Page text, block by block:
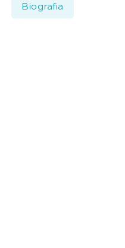
Biografia